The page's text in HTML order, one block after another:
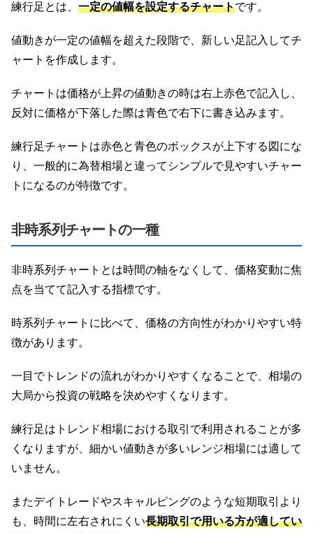
練行足とは、 一定の値幅を設定するチャートです。
値動きが一定の値幅を超えた段階で、新しい足記入してチ
ャートを作成します。
チャートは価格が上昇の値動きの時は右上赤色で記入し、
反対に価格が下落した際は青色で右下に書き込みます。
練行足チャートは赤色と青色のボックスが上下する図にな
り、一般的に為替相場と違ってシンプルで見やすいチャー
トになるのが特徴です。
非時系列チャートの一種
非時系列チャートとは時間の軸をなくして、価格変動に焦
点を当てて記入する指標です。
時系列チャートに比べて、価格の方向性がわかりやすい特
徴があります。
一目でトレンドの流れがわかりやすくなることで、相場の
大局から投資の戦略を決めやすくなります。
練行足はトレンド相場における取引で利用されることが多
くなりますが、細かい値動きが多いレンジ相場には適して
いません。
またデイトレードやスキャルピングのような短期取引より
も、時間に左右されにくい長期取引で用いる方が適してい